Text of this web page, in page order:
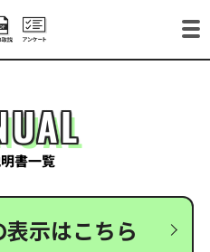
書一覧
示はこちら